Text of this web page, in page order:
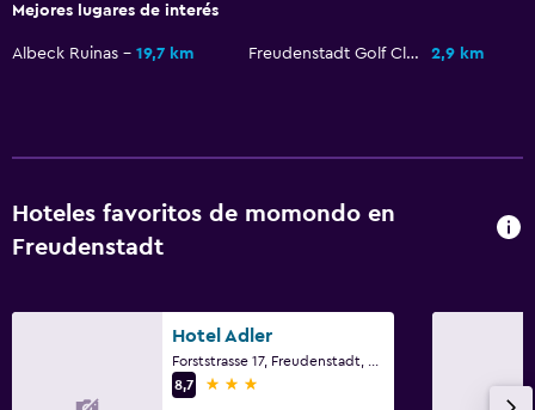
Baño
Ducha
Albornoz
Baño privado
Comedor
Almuerzos para llevar
Mejores lugares de interés
Albeck Ruinas 19,7 km Freudenstadt Golf Club 2,9 km
Hoteles favoritos de momondo en
Freudenstadt
Hotel Adler
8,7
3 estrellas